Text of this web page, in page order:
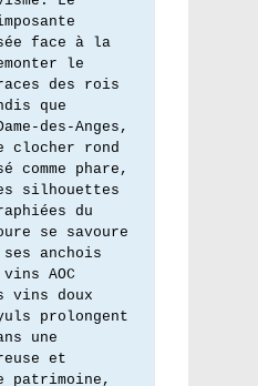
face à la
le
des rois
que
des-Anges,
clocher rond
phare,
silhouettes
du
se savoure
anchois
AOC
vins doux
prolongent
une
et
patrimoine,